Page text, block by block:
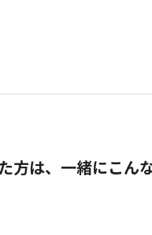
方は、一緒にこん